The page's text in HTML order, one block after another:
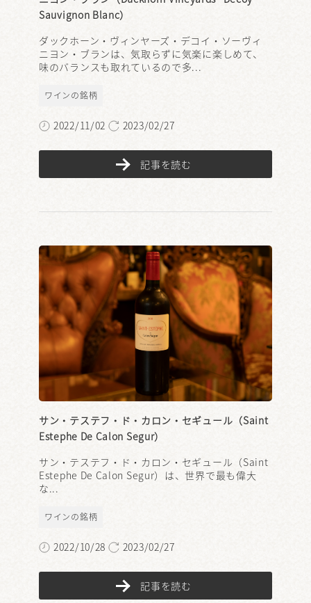
Sauvignon Blanc）
ダックホーン・ヴィンヤーズ・デコイ・ソーヴィ
ニヨン・ブランは、気取らずに気楽に楽しめて、
味のバランスも取れているので多...
ワインの銘柄
2022/11/02 2023/02/27
記事を読む
サン・テステフ・ド・カロン・セギュール（Saint
Estephe De Calon Segur）
サン・テステフ・ド・カロン・セギュール（Saint
Estephe De Calon Segur）は、世界で最も偉大
な...
ワインの銘柄
2022/10/28 2023/02/27
記事を読む